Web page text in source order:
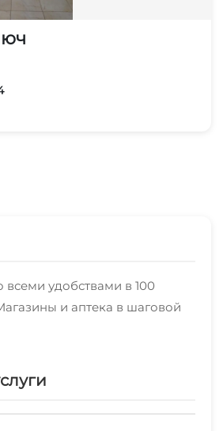
удобствами в 100
и аптека в шаговой